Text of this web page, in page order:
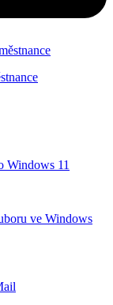
Windows 11
ve Windows